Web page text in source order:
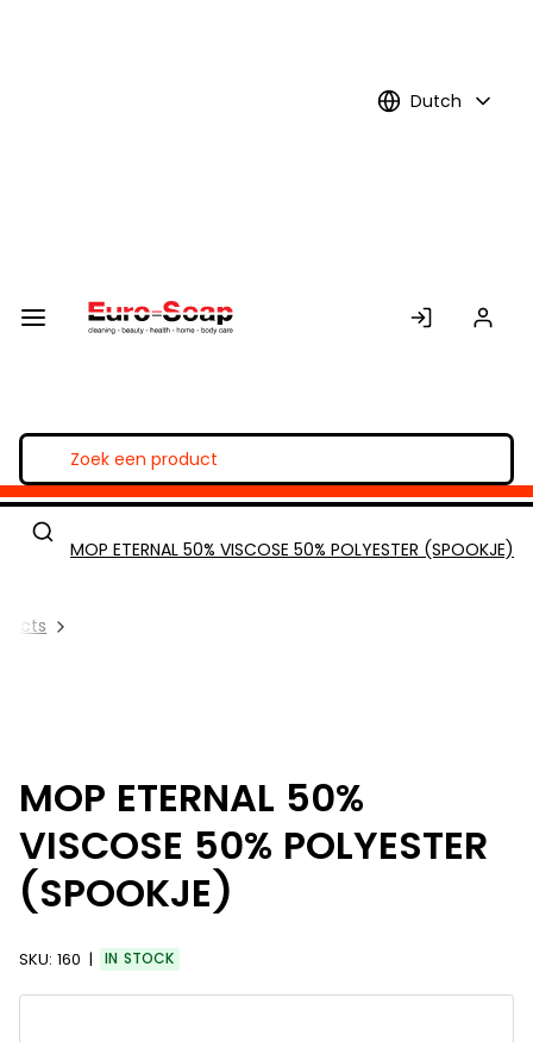
Dutch
MOP ETERNAL 50% VISCOSE 50% POLYESTER (SPOOKJE)
MOP ETERNAL 50%
VISCOSE 50% POLYESTER
(SPOOKJE)
SKU: 160 IN STOCK